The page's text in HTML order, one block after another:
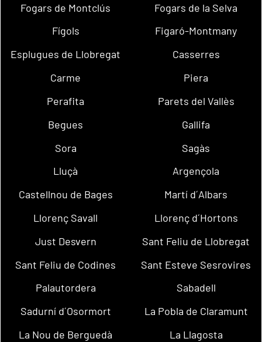
Fogars de Montclús
Fogars de la Selva
Fígols
Figaró-Montmany
Esplugues de Llobregat
Casserres
Carme
Piera
Perafita
Parets del Vallès
Begues
Gallifa
Sora
Sagàs
Lluçà
Argençola
Castellnou de Bages
Martí d´Albars
Llorenç Savall
Llorenç d´Hortons
Just Desvern
Sant Feliu de Llobregat
Sant Feliu de Codines
Sant Esteve Sesrovires
Palautordera
Sabadell
Sadurní d´Osormort
La Pobla de Claramunt
La Nou de Berguedà
La Llagosta